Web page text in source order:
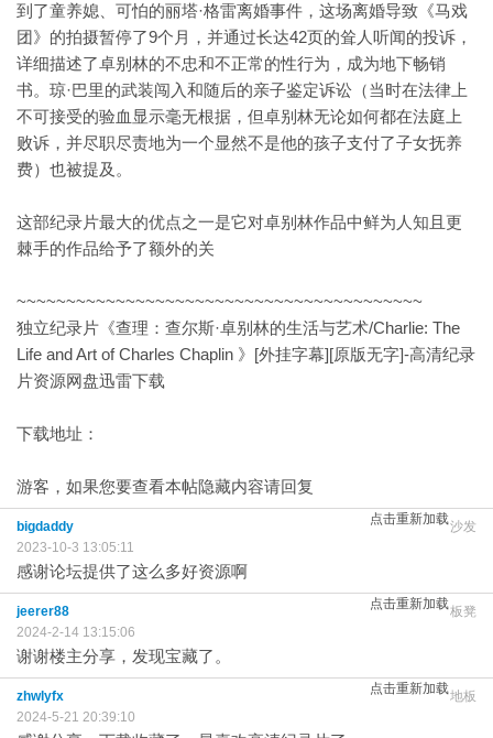
到了童养媳、可怕的丽塔·格雷离婚事件，这场离婚导致《马戏
团》的拍摄暂停了9个月，并通过长达42页的耸人听闻的投诉，
详细描述了卓别林的不忠和不正常的性行为，成为地下畅销
书。琼·巴里的武装闯入和随后的亲子鉴定诉讼（当时在法律上
不可接受的验血显示毫无根据，但卓别林无论如何都在法庭上
败诉，并尽职尽责地为一个显然不是他的孩子支付了子女抚养
费）也被提及。
这部纪录片最大的优点之一是它对卓别林作品中鲜为人知且更
棘手的作品给予了额外的关
~~~~~~~~~~~~~~~~~~~~~~~~~~~~~~~~~~~~~~~~~
独立纪录片《查理：查尔斯·卓别林的生活与艺术/Charlie: The
Life and Art of Charles Chaplin 》[外挂字幕][原版无字]-高清纪录
片资源网盘迅雷下载
下载地址：
游客，如果您要查看本帖隐藏内容请回复
点击重新加载沙发
bigdaddy
2023-10-3 13:05:11
感谢论坛提供了这么多好资源啊
点击重新加载板凳
jeerer88
2024-2-14 13:15:06
谢谢楼主分享，发现宝藏了。
点击重新加载地板
zhwlyfx
2024-5-21 20:39:10